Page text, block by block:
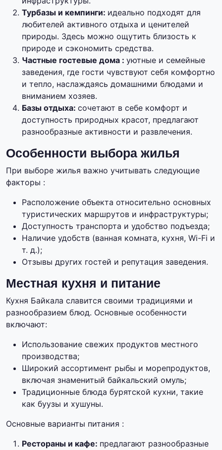
Турбазы и кемпинги: идеально подходят для
любителей активного отдыха и ценителей
природы. Здесь можно ощутить близость к
природе и сэкономить средства.
Частные гостевые дома : уютные и семейные
заведения, где гости чувствуют себя комфортно
и тепло, наслаждаясь домашними блюдами и
вниманием хозяев.
Базы отдыха: сочетают в себе комфорт и
доступность природных красот, предлагают
разнообразные активности и развлечения.
Особенности выбора жилья
При выборе жилья важно учитывать следующие
факторы :
Расположение объекта относительно основных
туристических маршрутов и инфраструктуры;
Доступность транспорта и удобство подъезда;
Наличие удобств (ванная комната, кухня, Wi-Fi и
т. д.);
Отзывы других гостей и репутация заведения.
Местная кухня и питание
Кухня Байкала славится своими традициями и
разнообразием блюд. Основные особенности
включают:
Использование свежих продуктов местного
производства;
Широкий ассортимент рыбы и морепродуктов,
включая знаменитый байкальский омуль;
Традиционные блюда бурятской кухни, такие
как буузы и хушуны.
Основные варианты питания :
Рестораны и кафе: предлагают разнообразные